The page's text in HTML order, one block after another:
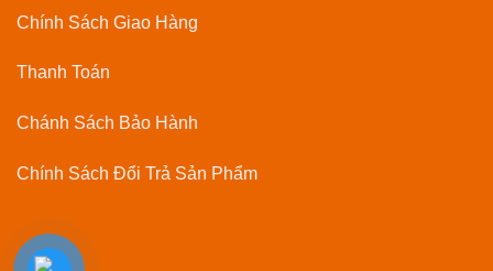
Chính Sách Giao Hàng
Thanh Toán
Chánh Sách Bảo Hành
Chính Sách Đổi Trả Sản Phẩm